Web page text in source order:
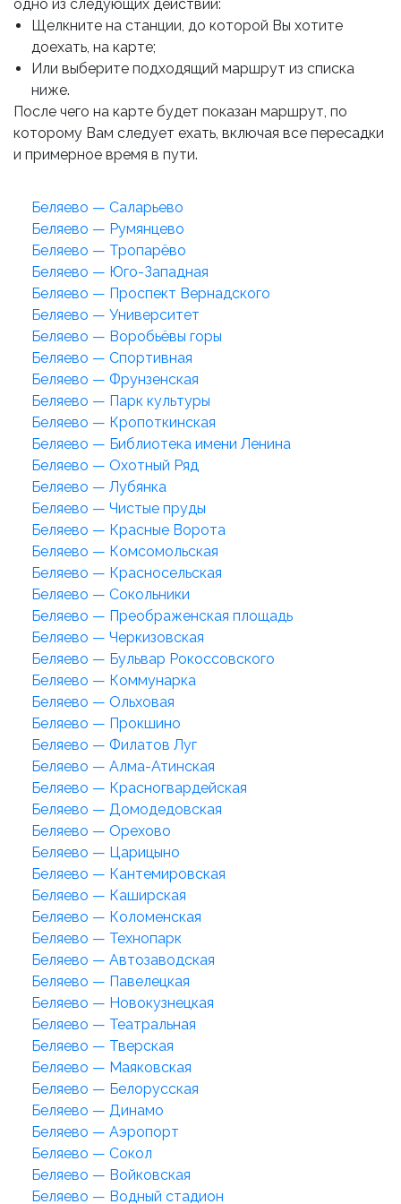
одно из следующих действий:
Щелкните на станции, до которой Вы хотите
доехать, на карте;
Или выберите подходящий маршрут из списка
ниже.
После чего на карте будет показан маршрут, по
которому Вам следует ехать, включая все пересадки
и примерное время в пути.
Беляево — Саларьево
Беляево — Румянцево
Беляево — Тропарёво
Беляево — Юго-Западная
Беляево — Проспект Вернадского
Беляево — Университет
Беляево — Воробьёвы горы
Беляево — Спортивная
Беляево — Фрунзенская
Беляево — Парк культуры
Беляево — Кропоткинская
Беляево — Библиотека имени Ленина
Беляево — Охотный Ряд
Беляево — Лубянка
Беляево — Чистые пруды
Беляево — Красные Ворота
Беляево — Комсомольская
Беляево — Красносельская
Беляево — Сокольники
Беляево — Преображенская площадь
Беляево — Черкизовская
Беляево — Бульвар Рокоссовского
Беляево — Коммунарка
Беляево — Ольховая
Беляево — Прокшино
Беляево — Филатов Луг
Беляево — Алма-Атинская
Беляево — Красногвардейская
Беляево — Домодедовская
Беляево — Орехово
Беляево — Царицыно
Беляево — Кантемировская
Беляево — Каширская
Беляево — Коломенская
Беляево — Технопарк
Беляево — Автозаводская
Беляево — Павелецкая
Беляево — Новокузнецкая
Беляево — Театральная
Беляево — Тверская
Беляево — Маяковская
Беляево — Белорусская
Беляево — Динамо
Беляево — Аэропорт
Беляево — Сокол
Беляево — Войковская
Беляево — Водный стадион